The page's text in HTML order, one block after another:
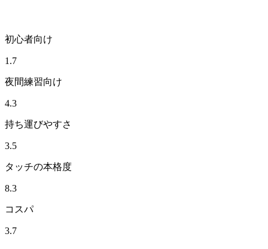
初心者向け
1.7
夜間練習向け
4.3
持ち運びやすさ
3.5
タッチの本格度
8.3
コスパ
3.7